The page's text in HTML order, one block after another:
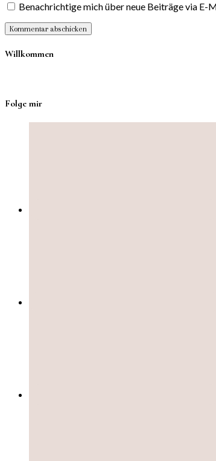
Benachrichtige mich über neue Beiträge via E-
Willkommen
Folge mir